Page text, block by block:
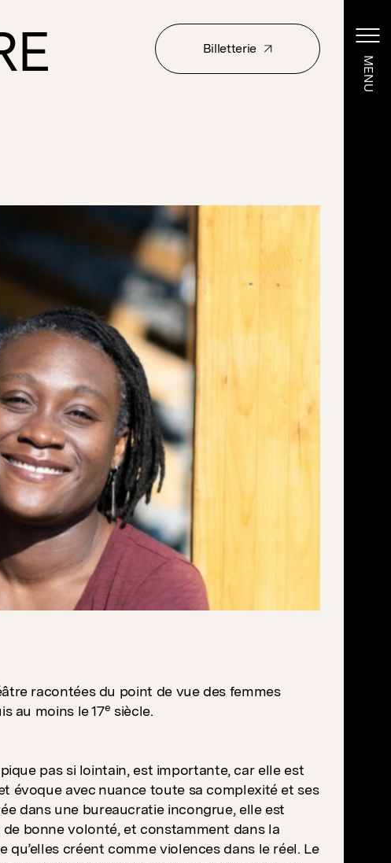
Billetterie
MENU
racontées du point de vue des femmes
au moins le 17e siècle.
pas si lointain, est importante, car elle est
évoque avec nuance toute sa complexité et ses
dans une bureaucratie incongrue, elle est
bonne volonté, et constamment dans la
créent comme violences dans le réel. Le